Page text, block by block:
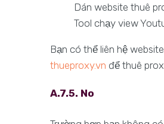
Dán website thuê
Tool chạy view
Bạn có thể liên hệ website
thueproxy.vn để thuê
A.7.5. No